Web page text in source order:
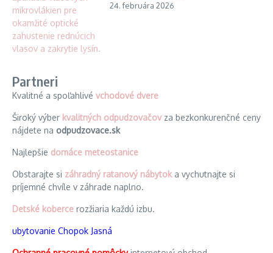
24. februára 2026
Partneri
Kvalitné a spoľahlivé vchodové dvere
Široký výber kvalitných odpudzovačovza bezkonkurenčné ceny
nájdete na odpudzovace.sk
Najlepšie domáce meteostanice
Obstarajte si záhradný ratanový nábytok a vychutnajte si
príjemné chvíle v záhrade naplno.
Detské koberce rozžiaria každú izbu.
ubytovanie Chopok Jasná